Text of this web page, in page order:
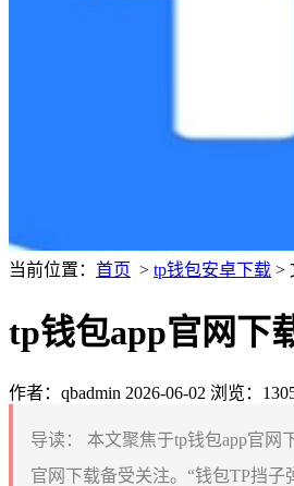
当前位置： 首页 > tp钱包安卓下载 >
tp钱包app官网下
作者：qbadmin 2026-06-02 浏览：
导读：
本文聚焦于tp钱包app官网
官网下载备受关注。“钱包TP挡